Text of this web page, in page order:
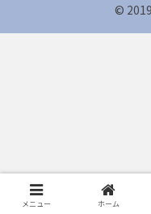
©
メニュー ホーム